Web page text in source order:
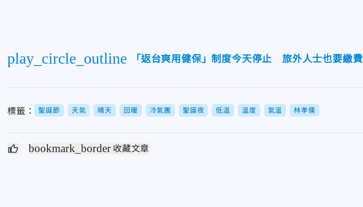
play_circle_outline 「返台爽用健保」制度今天停止 旅外人士也要繳費
標籤： 聖誕節 天氣 晴天 回暖 冷氣團 聖誕夜 低溫 溫度 氣溫 林孝儒
bookmark_border 收藏文章